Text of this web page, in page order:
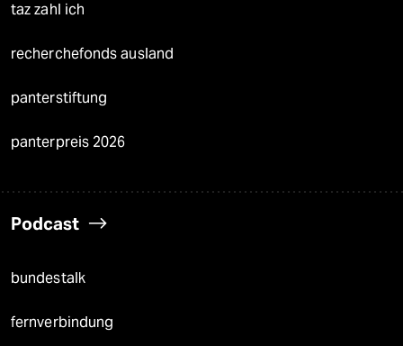
taz zahl ich
recherchefonds ausland
panterstiftung
panterpreis 2026
Podcast
bundestalk
fernverbindung